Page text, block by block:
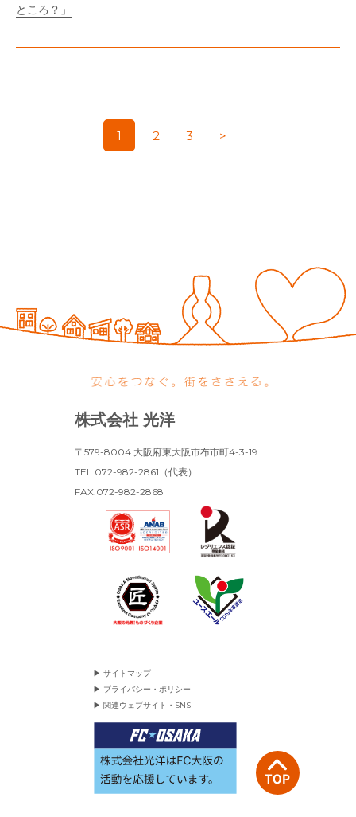
ところ？」
1 2 3 >
株式会社 光洋
〒579-8004 大阪府東大阪市布市町4-3-19
TEL.072-982-2861（代表）
FAX.072-982-2868
▶ サイトマップ
▶ プライバシー・ポリシー
▶ 関連ウェブサイト・SNS